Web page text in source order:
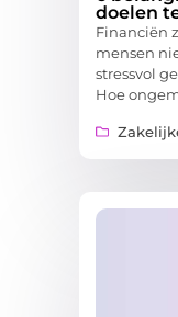
doelen
Financiën
mensen
stressvol
Hoe